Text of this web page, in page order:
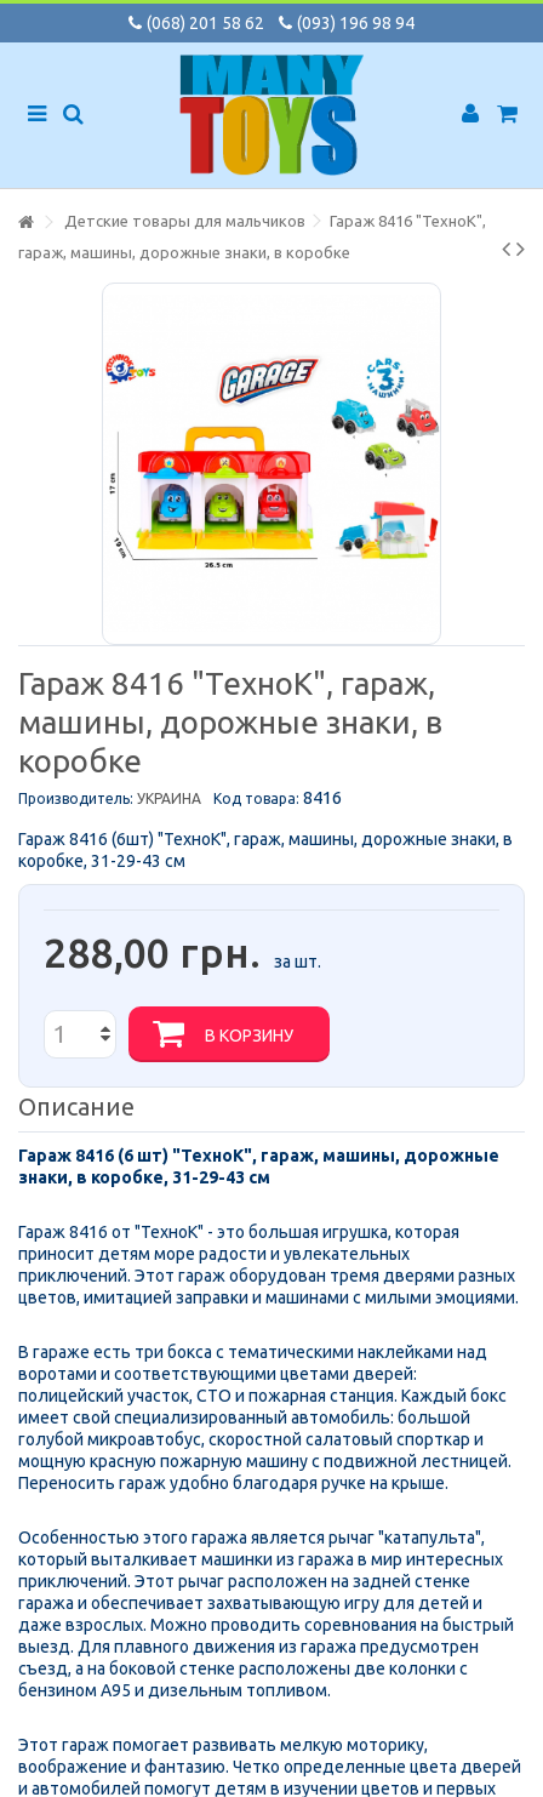
(068) 201 58 62 (093) 196 98 94
Детские товары для мальчиков
Гараж 8416 "ТехноК",
гараж, машины, дорожные знаки, в коробке
Гараж 8416 "ТехноК", гараж,
машины, дорожные знаки, в
коробке
Производитель: УКРАИНА Код товара: 8416
Гараж 8416 (6шт) "ТехноК", гараж, машины, дорожные знаки, в
коробке, 31-29-43 см
288,00 грн. за шт.
В КОРЗИНУ
Описание
Гараж 8416 (6 шт) "ТехноК", гараж, машины, дорожные
знаки, в коробке, 31-29-43 см
Гараж 8416 от "ТехноК" - это большая игрушка, которая
приносит детям море радости и увлекательных
приключений. Этот гараж оборудован тремя дверями разных
цветов, имитацией заправки и машинами с милыми эмоциями.
В гараже есть три бокса с тематическими наклейками над
воротами и соответствующими цветами дверей:
полицейский участок, СТО и пожарная станция. Каждый бокс
имеет свой специализированный автомобиль: большой
голубой микроавтобус, скоростной салатовый спорткар и
мощную красную пожарную машину с подвижной лестницей.
Переносить гараж удобно благодаря ручке на крыше.
Особенностью этого гаража является рычаг "катапульта",
который выталкивает машинки из гаража в мир интересных
приключений. Этот рычаг расположен на задней стенке
гаража и обеспечивает захватывающую игру для детей и
даже взрослых. Можно проводить соревнования на быстрый
выезд. Для плавного движения из гаража предусмотрен
съезд, а на боковой стенке расположены две колонки с
бензином А95 и дизельным топливом.
Этот гараж помогает развивать мелкую моторику,
воображение и фантазию. Четко определенные цвета дверей
и автомобилей помогут детям в изучении цветов и первых